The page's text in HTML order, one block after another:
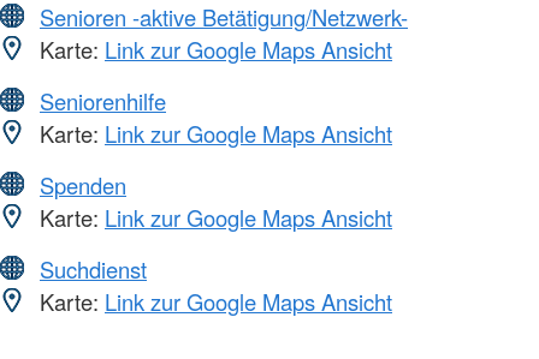
Senioren -aktive Betätigung/Netzwerk-
Karte: Link zur Google Maps Ansicht
Seniorenhilfe
Karte: Link zur Google Maps Ansicht
Spenden
Karte: Link zur Google Maps Ansicht
Suchdienst
Karte: Link zur Google Maps Ansicht